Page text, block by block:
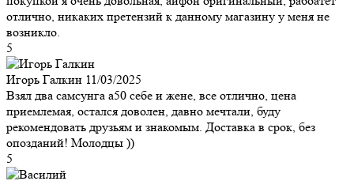
отлично, никаких претензий к данному магазину у меня не
возникло.
5
Игорь Галкин 11/03/2025
Взял два самсунга а50 себе и жене, все отлично, цена
приемлемая, остался доволен, давно мечтали, буду
рекомендовать друзьям и знакомым. Доставка в срок, без
опозданий! Молодцы ))
5